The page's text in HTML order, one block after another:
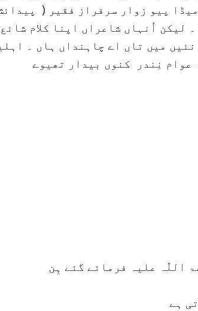
ہَن ۔ لیکن اُنہاں شاعراں اپنا کلام
میں تاں اے چاہنداں ہاں ۔
عوام نِندر کنوں بیدار تھیوے
اللّٰہ علیہ فرمائے گئے ہِن
ہے